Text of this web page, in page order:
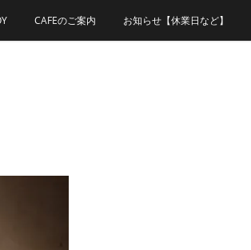
CAFEのご案内 お知らせ【休業日など】